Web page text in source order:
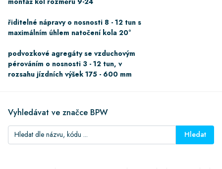
řiditelné nápravy o nosnosti 8 - 12 tun s
maximálním úhlem natočení kola 20°
podvozkové agregáty se vzduchovým
pérováním o nosnosti 3 - 12 tun, v
rozsahu jízdních výšek 175 - 600 mm
Vyhledávat ve značce BPW
Hledat